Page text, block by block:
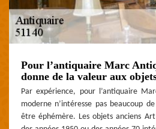
Pour l’antiquaire Marc
donne de la valeur aux
Par expérience, pour l’antiquaire
moderne n’intéresse pas beaucoup
être éphémère. Les objets anciens